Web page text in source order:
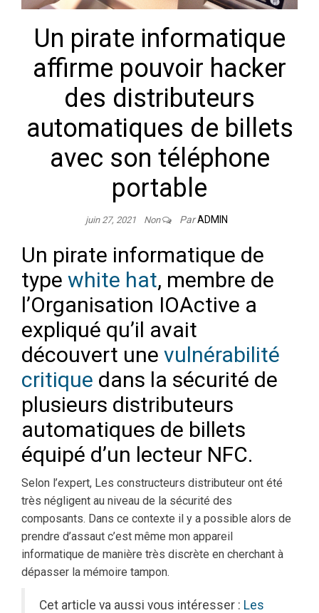
Un pirate informatique
affirme pouvoir hacker
des distributeurs
automatiques de billets
avec son téléphone
portable
juin 27, 2021 Non ParADMIN
Un pirate informatique de
type white hat, membre de
l’Organisation IOActive a
expliqué qu’il avait
découvert une vulnérabilité
critique dans la sécurité de
plusieurs distributeurs
automatiques de billets
équipé d’un lecteur NFC.
Selon l’expert, Les constructeurs distributeur ont été
très négligent au niveau de la sécurité des
composants. Dans ce contexte il y a possible alors de
prendre d’assaut c’est même mon appareil
informatique de manière très discrète en cherchant à
dépasser la mémoire tampon.
Cet article va aussi vous intéresser : Les